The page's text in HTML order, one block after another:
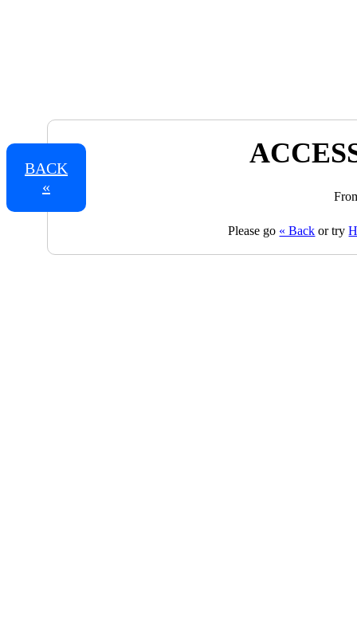
BACK
«
Please go « Back or try